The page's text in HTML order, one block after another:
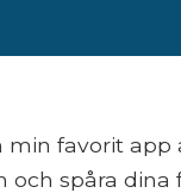
min favorit
spåra